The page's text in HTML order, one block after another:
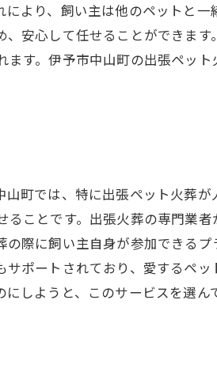
より、飼い主は他のペットと
安心して任せることができま
す。伊予市中山町の出張ペッ
町では、特に出張ペット火葬
ことです。出張火葬の専門業
際に飼い主自身が参加できる
ポートされており、愛するペ
しようと、このサービスを選ん